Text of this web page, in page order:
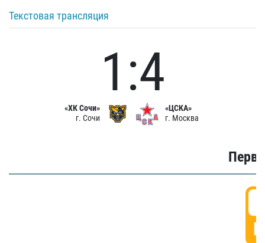
Текстовая трансляция
«ХК Сочи»
г. Сочи
1:4
«ЦСКА»
г. Москва